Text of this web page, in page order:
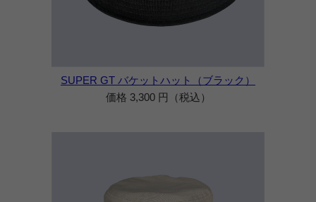
SUPER GT バケットハット（ブラック）
価格 3,300 円（税込）